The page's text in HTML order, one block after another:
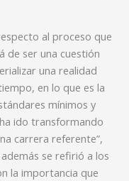
al proceso que
de ser una cuestión
una realidad
en lo que es la
mínimos y
ido transformando
carrera referente”,
se refirió a los
la importancia que